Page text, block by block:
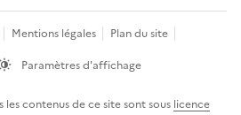
Mentions légales
Plan du site
Paramètres d'affichage
contenus de ce site sont sous licence